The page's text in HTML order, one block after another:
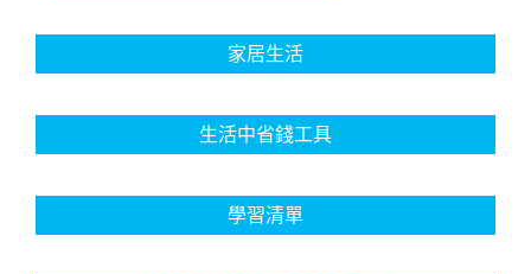
家居生活
生活中省錢工具
學習清單